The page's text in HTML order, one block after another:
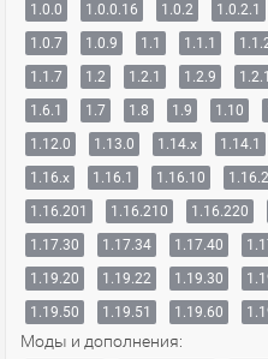
1.0.0
1.0.0.16 1.0.2 1.0.2.1
1.0.7
1.0.9 1.1 1.1.1
1.1.7
1.2 1.2.1 1.2.9
1.6.1
1.7 1.8 1.9 1.10
1.12.0
1.13.0 1.14.x 1.14.1
1.16.x
1.16.1 1.16.10
1.16.201
1.16.210 1.16.220
1.17.30
1.17.34 1.17.40
1.19.20
1.19.22 1.19.30
1.19.50
1.19.51 1.19.60
Моды и дополнения: